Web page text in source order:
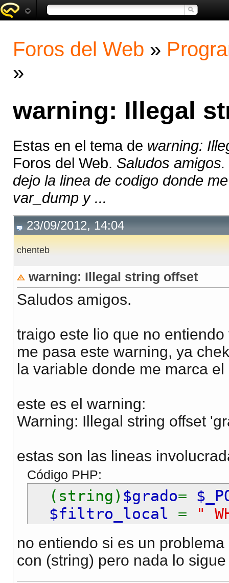
Foros del Web »
»
warning: Illegal
Estas en el tema de warning:
Foros del Web. Saludos
dejo la linea de codigo donde
var_dump y ...
23/09/2012, 14:04
chenteb
warning: Illegal string offset
Saludos amigos.
traigo este lio que no
me pasa este warning, ya
la variable donde me marca el
este es el warning:
Warning: Illegal string offset
estas son las lineas
Código PHP:
(string) $grado=
$filtro_local =
"
no entiendo si es un
con (string) pero nada lo